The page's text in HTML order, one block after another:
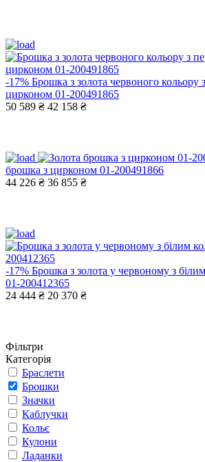
-17% Брошка з золота червоного кольору
цирконом 01-200491865
50 589 ₴ 42 158 ₴
брошка з цирконом 01-200491866
44 226 ₴ 36 855 ₴
-17% Брошка з золота у червоному з
01-200412365
24 444 ₴ 20 370 ₴
Фільтри
Категорія
Браслети
Брошки
Значки
Каблучки
Кольє
Кулони
Ладанки